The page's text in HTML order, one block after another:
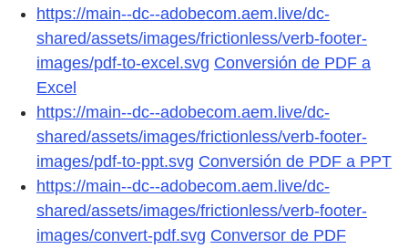
https://main--dc--adobecom.aem.live/dc-
shared/assets/images/frictionless/verb-footer-
images/pdf-to-excel.svg Conversión de PDF a
Excel
https://main--dc--adobecom.aem.live/dc-
shared/assets/images/frictionless/verb-footer-
images/pdf-to-ppt.svg Conversión de PDF a PPT
https://main--dc--adobecom.aem.live/dc-
shared/assets/images/frictionless/verb-footer-
images/convert-pdf.svg Conversor de PDF